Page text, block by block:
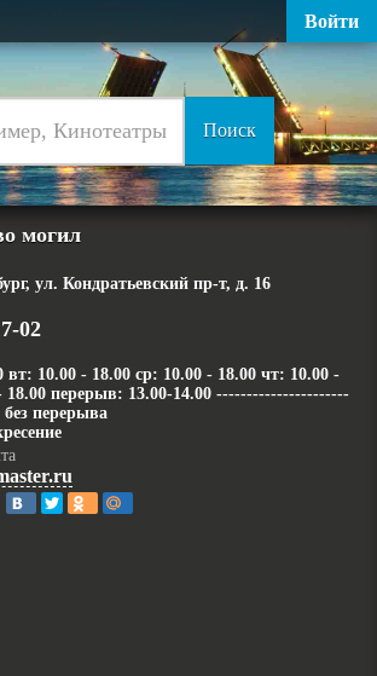
Войти
могил
ул. Кондратьевский пр-т, д. 16
02
вт: 10.00 - 18.00 ср: 10.00 - 18.00 чт: 10.00 -
18.00 перерыв: 13.00-14.00 ----------------------
без перерыва